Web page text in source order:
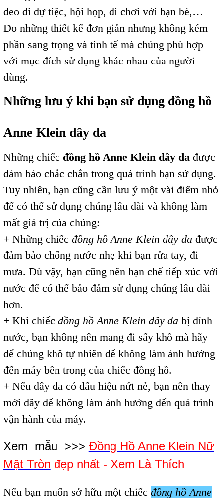
đeo đi dự tiệc, hội họp, đi chơi với bạn bè,…
Do những thiết kế đơn giản nhưng không kém
phần sang trọng và tinh tế mà chúng phù hợp
với mục đích sử dụng khác nhau của người
dùng.
Những lưu ý khi bạn sử dụng đồng hồ
Anne Klein dây da
Những chiếc đồng hồ Anne Klein dây da được
đảm bảo chắc chắn trong quá trình bạn sử dụng.
Tuy nhiên, bạn cũng cần lưu ý một vài điểm nhỏ
để có thể sử dụng chúng lâu dài và không làm
mất giá trị của chúng:
+ Những chiếc đồng hồ Anne Klein dây da được
đảm bảo chống nước nhẹ khi bạn rửa tay, đi
mưa. Dù vậy, bạn cũng nên hạn chế tiếp xúc với
nước để có thể bảo đảm sử dụng chúng lâu dài
hơn.
+ Khi chiếc đồng hồ Anne Klein dây da bị dính
nước, bạn không nên mang đi sấy khô mà hãy
để chúng khô tự nhiên để không làm ảnh hưởng
đến máy bên trong của chiếc đồng hồ.
+ Nếu dây da có dấu hiệu nứt nẻ, bạn nên thay
mới dây để không làm ảnh hưởng đến quá trình
vận hành của máy.
Xem mẫu >>> Đồng Hồ Anne Klein Nữ
Mặt Tròn đẹp nhất - Xem Là Thích
Nếu bạn muốn sở hữu một chiếc đồng hồ Anne